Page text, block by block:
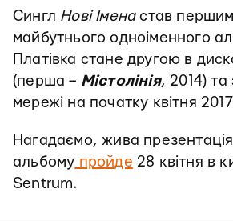
Сингл Нові Іменастав першим
майбутнього одноіменного
Платівка стане другою в
(перша – Містолінія, 2014) та
мережі на початку квітня
Нагадаємо, жива
альбому пройде 28 квітня в
Sentrum.